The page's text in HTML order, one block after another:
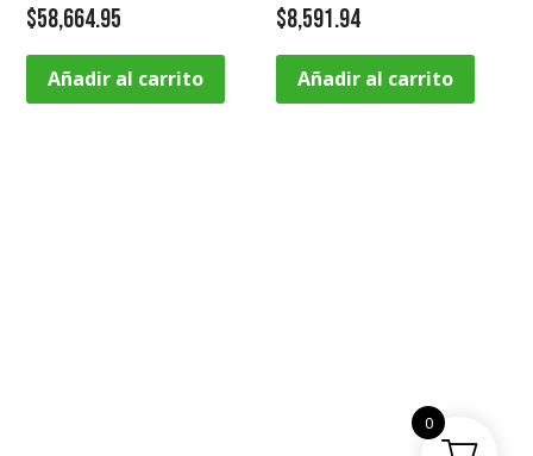
$58,664.95
Añadir al carrito
$8,591.94
Añadir al carrito
0